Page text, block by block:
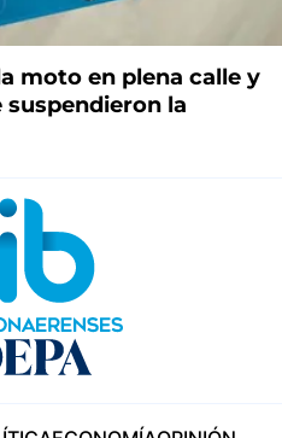
moto en plena calle y
suspendieron la